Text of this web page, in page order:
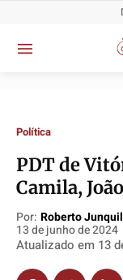
Política
Socioeconômicas
Política
Socioeconômicas
Política
Socioeconômicas
Política
Socioeconômicas
Política
PDT de
Camila,
Por: Roberto
13 de junho de 2024
Atualizado em 13